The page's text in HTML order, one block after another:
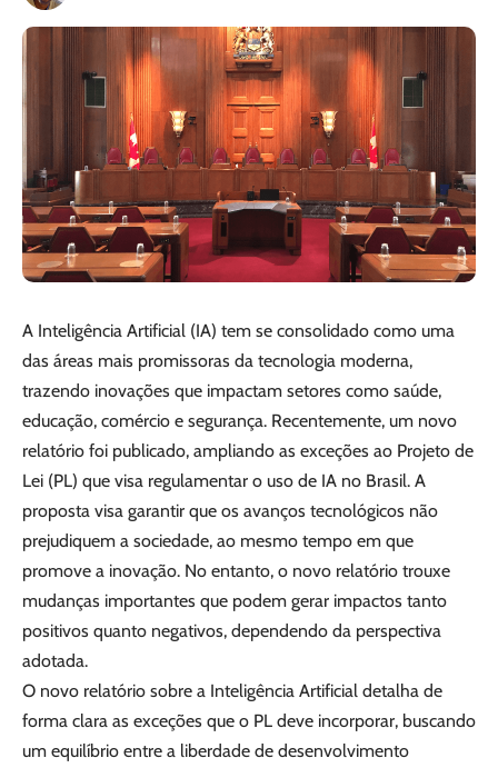
A Inteligência Artificial (IA) tem se consolidado como uma
das áreas mais promissoras da tecnologia moderna,
trazendo inovações que impactam setores como saúde,
educação, comércio e segurança. Recentemente, um novo
relatório foi publicado, ampliando as exceções ao Projeto de
Lei (PL) que visa regulamentar o uso de IA no Brasil. A
proposta visa garantir que os avanços tecnológicos não
prejudiquem a sociedade, ao mesmo tempo em que
promove a inovação. No entanto, o novo relatório trouxe
mudanças importantes que podem gerar impactos tanto
positivos quanto negativos, dependendo da perspectiva
adotada.
O novo relatório sobre a Inteligência Artificial detalha de
forma clara as exceções que o PL deve incorporar, buscando
um equilíbrio entre a liberdade de desenvolvimento